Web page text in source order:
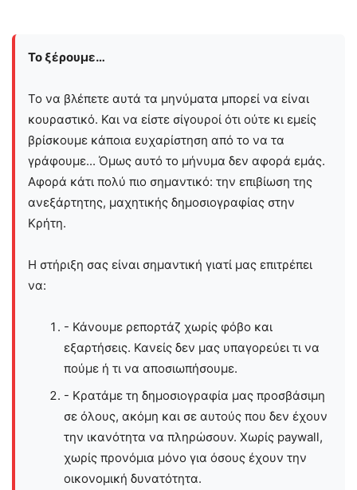
Το ξέρουμε…
Το να βλέπετε αυτά τα μηνύματα μπορεί να είναι
κουραστικό. Και να είστε σίγουροί ότι ούτε κι εμείς
βρίσκουμε κάποια ευχαρίστηση από το να τα
γράφουμε... Όμως αυτό το μήνυμα δεν αφορά εμάς.
Αφορά κάτι πολύ πιο σημαντικό: την επιβίωση της
ανεξάρτητης, μαχητικής δημοσιογραφίας στην
Kρήτη.
Η στήριξη σας είναι σημαντική γιατί μας επιτρέπει
να:
- Κάνουμε ρεπορτάζ χωρίς φόβο και
εξαρτήσεις. Κανείς δεν μας υπαγορεύει τι να
πούμε ή τι να αποσιωπήσουμε.
- Κρατάμε τη δημοσιογραφία μας προσβάσιμη
σε όλους, ακόμη και σε αυτούς που δεν έχουν
την ικανότητα να πληρώσουν. Χωρίς paywall,
χωρίς προνόμια μόνο για όσους έχουν την
οικονομική δυνατότητα.